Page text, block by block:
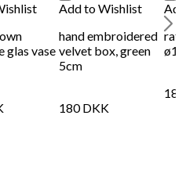
glas vase
Add to Wishlist
hand embroidered
velvet box, green
5cm
180DKK